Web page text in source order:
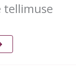
tellimuse